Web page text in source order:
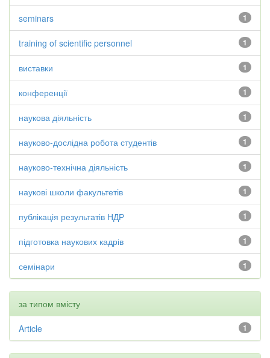
1
seminars
1
training of scientific personnel
1
виставки
1
конференції
1
наукова діяльність
1
науково-дослідна робота студентів
1
науково-технічна діяльність
1
наукові школи факультетів
1
публікація результатів НДР
1
підготовка наукових кадрів
1
семінари
за типом вмісту
1
Article